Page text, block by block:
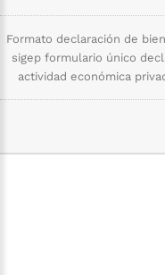
Formato declaración de
sigep formulario único
actividad económica